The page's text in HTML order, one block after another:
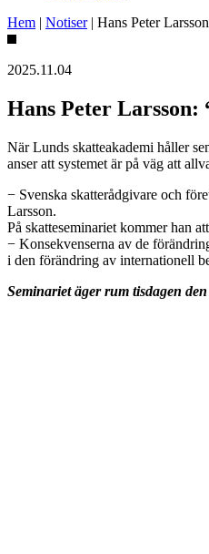
Hem | Notiser| Hans Peter
2025.11.04
Hans Peter Larsson:
När Lunds skatteakademi håller
anser att systemet är på väg att
− Svenska skatterådgivare och
Larsson.
På skatteseminariet kommer han
− Konsekvenserna av de
i den förändring av internationell
Seminariet äger rum tisdagen